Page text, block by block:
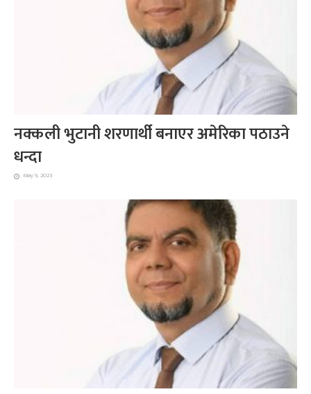
नक्कली भुटानी शरणार्थी बनाएर अमेरिका पठाउने
धन्दा
May 9, 2023